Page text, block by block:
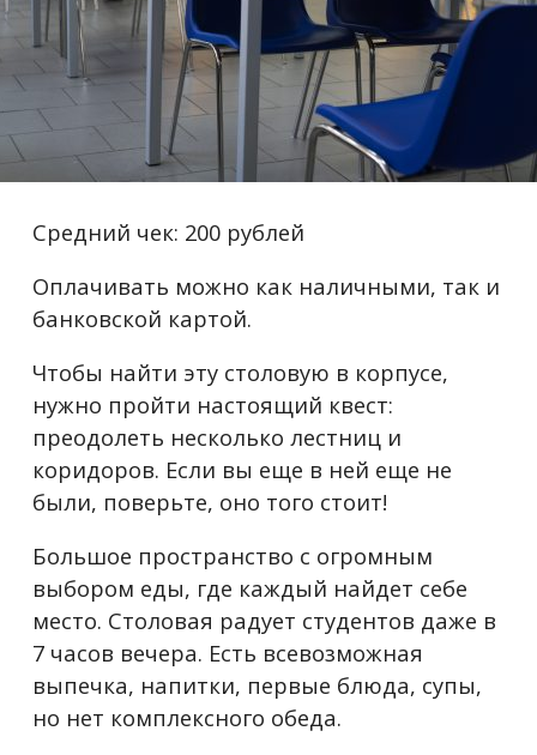
Средний чек: 200 рублей
Оплачивать можно как наличными, так и
банковской картой.
Чтобы найти эту столовую в корпусе,
нужно пройти настоящий квест:
преодолеть несколько лестниц и
коридоров. Если вы еще в ней еще не
были, поверьте, оно того стоит!
Большое пространство с огромным
выбором еды, где каждый найдет себе
место. Столовая радует студентов даже в
7 часов вечера. Есть всевозможная
выпечка, напитки, первые блюда, супы,
но нет комплексного обеда.